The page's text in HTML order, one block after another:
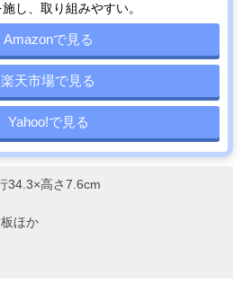
し、取り組みやすい。
Amazonで見る
楽天市場で見る
Yahoo!で見る
34.3×高さ7.6cm
ほか